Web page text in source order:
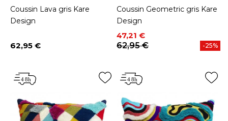
Coussin Lava gris Kare
Design
Prix
62,95 €
Coussin Geometric gris Kare
Design
Prix
47,21 €
Prix de base
62,95 €
-25%